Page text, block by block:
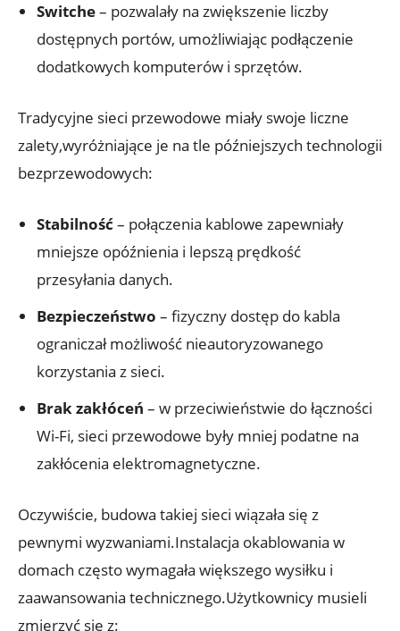
Switche– pozwalały na zwiększenie liczby
dostępnych portów, umożliwiając podłączenie
dodatkowych komputerów i sprzętów.
Tradycyjne sieci przewodowe miały swoje liczne
zalety,wyróżniające je na tle późniejszych technologii
bezprzewodowych:
Stabilność– połączenia kablowe zapewniały
mniejsze opóźnienia i lepszą prędkość
przesyłania danych.
Bezpieczeństwo – fizyczny dostęp do kabla
ograniczał możliwość nieautoryzowanego
korzystania z sieci.
Brak zakłóceń – w przeciwieństwie do łączności
Wi-Fi, sieci przewodowe były mniej podatne na
zakłócenia elektromagnetyczne.
Oczywiście, budowa takiej sieci wiązała się z
pewnymi wyzwaniami.Instalacja okablowania w
domach często wymagała większego wysiłku i
zaawansowania technicznego.Użytkownicy musieli
zmierzyć się z: